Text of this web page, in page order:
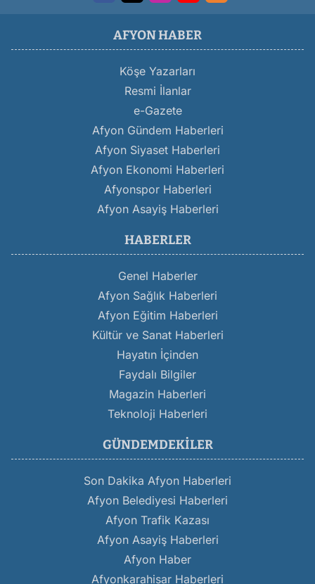
AFYON HABER
Köşe Yazarları
Resmi İlanlar
e-Gazete
Afyon Gündem Haberleri
Afyon Siyaset Haberleri
Afyon Ekonomi Haberleri
Afyonspor Haberleri
Afyon Asayiş Haberleri
HABERLER
Genel Haberler
Afyon Sağlık Haberleri
Afyon Eğitim Haberleri
Kültür ve Sanat Haberleri
Hayatın İçinden
Faydalı Bilgiler
Magazin Haberleri
Teknoloji Haberleri
GÜNDEMDEKILER
Son Dakika Afyon Haberleri
Afyon Belediyesi Haberleri
Afyon Trafik Kazası
Afyon Asayiş Haberleri
Afyon Haber
Afyonkarahisar Haberleri